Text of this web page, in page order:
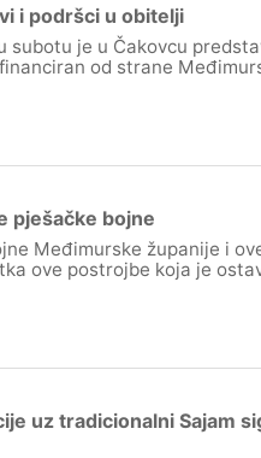
i podršci u obitelji
subotu je u Čakovcu
od strane
pješačke bojne
Međimurske županije i
ove postrojbe koja je
uz tradicionalni Sajam